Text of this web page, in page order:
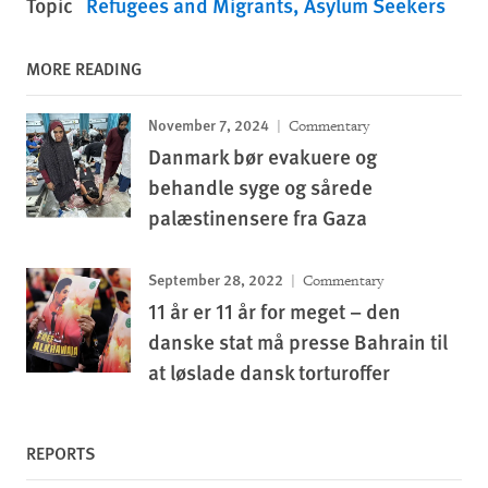
MORE READING
November 7, 2024 Commentary
Danmark bør evakuere og
behandle syge og sårede
palæstinensere fra Gaza
September 28, 2022 Commentary
11 år er 11 år for meget – den
danske stat må presse Bahrain til
at løslade dansk torturoffer
REPORTS